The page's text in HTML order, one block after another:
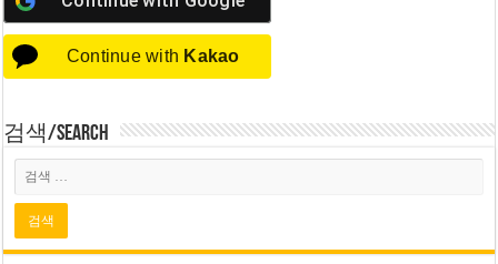
Continue with Kakao
검색/Search